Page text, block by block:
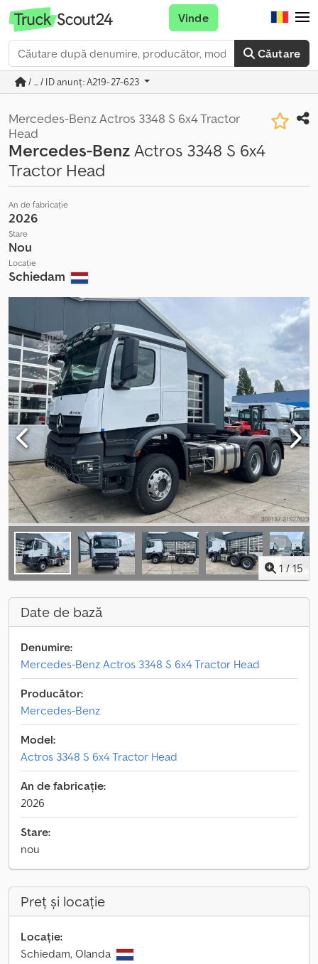
Căutare
Vinde
/ ... / ID anunț: A219-27-623
Mercedes-Benz Actros 3348 S 6x4 Tractor
Head
Mercedes-BenzActros 3348 S 6x4
Tractor Head
An de fabricație
2026
Stare
Nou
Locație
Schiedam
1 / 15
Date de bază
Denumire:
Mercedes-Benz Actros 3348 S 6x4 Tractor Head
Producător:
Mercedes-Benz
Model:
Actros 3348 S 6x4 Tractor Head
An de fabricație:
2026
Stare:
nou
Preț și locație
Locație:
Schiedam, Olanda